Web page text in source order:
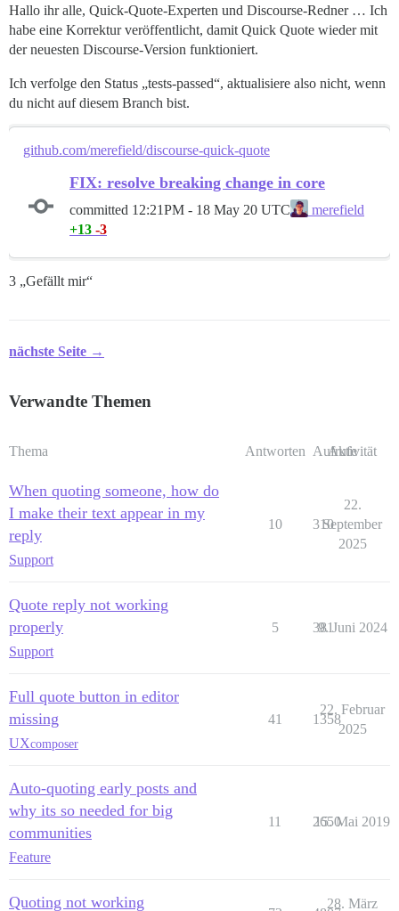
Hallo ihr alle, Quick-Quote-Experten und Discourse-Redner … Ich
habe eine Korrektur veröffentlicht, damit Quick Quote wieder mit
der neuesten Discourse-Version funktioniert.
Ich verfolge den Status „tests-passed“, aktualisiere also nicht, wenn
du nicht auf diesem Branch bist.
github.com/merefield/discourse-quick-quote
FIX: resolve breaking change in core
committed 12:21PM - 18 May 20 UTC
merefield
+13 -3
3 „Gefällt mir“
nächste Seite →
Verwandte Themen
Thema Antworten Aufrufe
Aktivität
When quoting someone, how do
I make their text appear in my
reply
Support
10 310
22.
September
2025
Quote reply not working
properly
Support
5 381
9. Juni 2024
Full quote button in editor
missing
UXcomposer
41 1358
22. Februar
2025
Auto-quoting early posts and
why its so needed for big
communities
Feature
11 2650
15. Mai 2019
Quoting not working 28. März